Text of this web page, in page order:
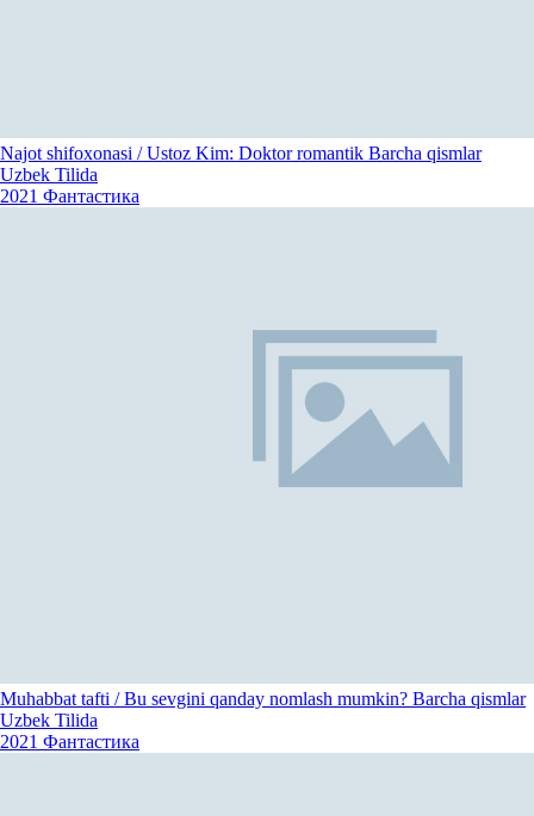
Najot shifoxonasi / Ustoz Kim: Doktor romantik Barcha qismlar
Uzbek Tilida
2021 Фантастика
Muhabbat tafti / Bu sevgini qanday nomlash mumkin? Barcha qismlar
Uzbek Tilida
2021 Фантастика